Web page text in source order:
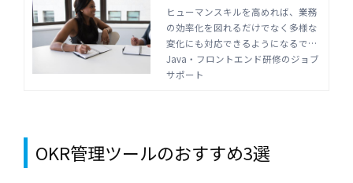
高め組織を活性化 | Java・
フロントエンド研修のジョ
ブサポート
ヒューマンスキルを高めれば、業務
の効率化を図れるだけでなく多様な
変化にも対応できるようになるでし
ょう。リーダーやマネージャー、IT
人材にも欠かせない能力です。スキ
Java・フロントエンド研修のジョブ
サポート
OKR管理ツールのおすすめ3選